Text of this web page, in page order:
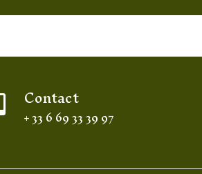
Contact
+ 33 6 69 33 39 97